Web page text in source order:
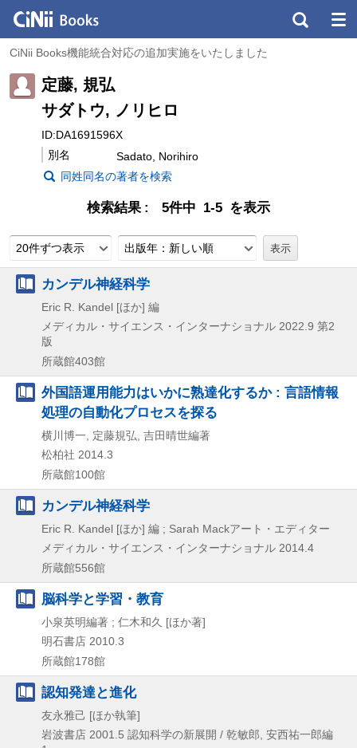
CiNii Books機能統合対応の追加実施をいたしました
定藤, 規弘
サダトウ, ノリヒロ
ID:DA1691596X
別名
Sadato, Norihiro
同姓同名の著者を検索
検索結果 5件中 1-5 を表示
20件ずつ表示 出版年：新しい順
カンデル神経科学
Eric R. Kandel [ほか] 編
メディカル・サイエンス・インターナショナル 2022.9 第2
版
所蔵館403館
外国語運用能力はいかに熟達化するか : 言語情報
処理の自動化プロセスを探る
横川博一, 定藤規弘, 吉田晴世編著
松柏社 2014.3
所蔵館100館
カンデル神経科学
Eric R. Kandel [ほか] 編 ; Sarah Mackアート・エディター
メディカル・サイエンス・インターナショナル 2014.4
所蔵館556館
脳科学と学習・教育
小泉英明編著 ; 仁木和久 [ほか著]
明石書店 2010.3
所蔵館178館
認知発達と進化
友永雅己 [ほか執筆]
岩波書店 2001.5 認知科学の新展開 / 乾敏郎, 安西祐一郎編